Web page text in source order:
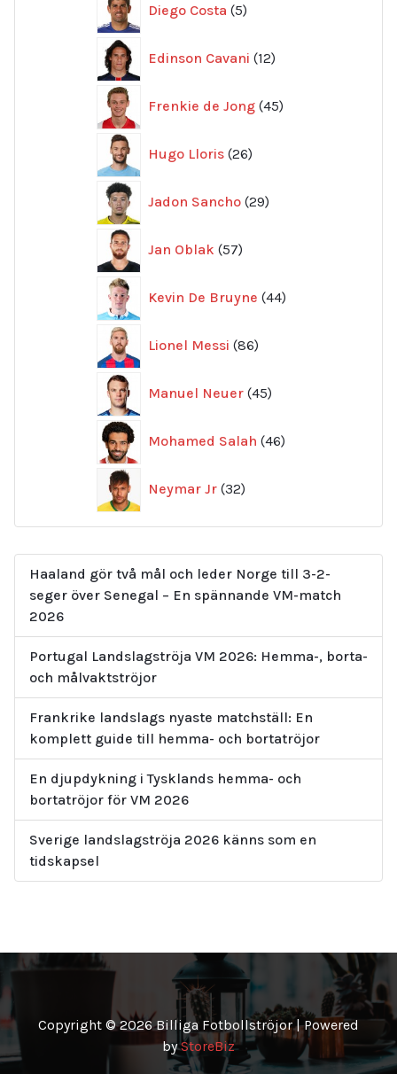
Diego Costa 5
produkter
Edinson Cavani 12
produkter
Frenkie de Jong 45
produkter
Hugo Lloris 26
produkter
Jadon Sancho 29
produkter
Jan Oblak 57
produkter
Kevin De Bruyne 44
produkter
Lionel Messi 86
produkter
Manuel Neuer 45
produkter
Mohamed Salah 46
produkter
Neymar Jr 32
produkter
Haaland gör två mål och leder Norge till 3-2-
seger över Senegal – En spännande VM-match
2026
Portugal Landslagströja VM 2026: Hemma-, borta-
och målvaktströjor
Frankrike landslags nyaste matchställ: En
komplett guide till hemma- och bortatröjor
En djupdykning i Tysklands hemma- och
bortatröjor för VM 2026
Sverige landslagströja 2026 känns som en
tidskapsel
Copyright © 2026 Billiga Fotbollströjor | Powered
byStoreBiz